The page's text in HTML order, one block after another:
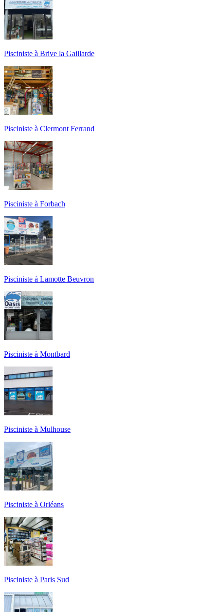
Pisciniste à Brive la Gaillarde
Pisciniste à Clermont Ferrand
Pisciniste à Forbach
Pisciniste à Lamotte Beuvron
Pisciniste à Montbard
Pisciniste à Mulhouse
Pisciniste à Orléans
Pisciniste à Paris Sud